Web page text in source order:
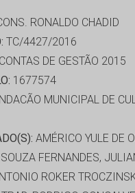
RONALDO CHADID
TC/4427/2016
CONTAS DE GESTÃO 2015
1677574
MUNICIPAL DE
AMÉRICO YULE DE
FERNANDES,
ROKER